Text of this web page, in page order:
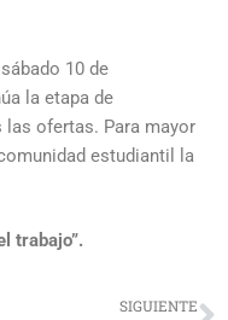
10 de
la etapa de
las ofertas. Para mayor
estudiantil la
trabajo”.
SIGUIENTE